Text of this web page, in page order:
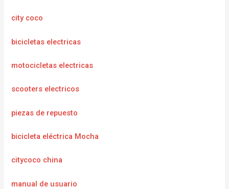
city coco
bicicletas electricas
motocicletas electricas
scooters electricos
piezas de repuesto
bicicleta eléctrica Mocha
citycoco china
manual de usuario